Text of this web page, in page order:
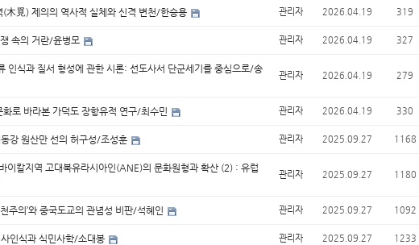
木覓) 제의의 역사적 실체와 신격 변천/한승용 관리자 2026.04.19 319
속의 거란/윤병모 관리자 2026.04.19 327
인식과 질서 형성에 관한 시론: 선도사서 단군세기를 중심으로/송
관리자 2026.04.19 279
로 바라본 가덕도 장항유적 연구/최수민 관리자 2026.04.19 330
강 원산만 선의 허구성/조성훈 관리자 2025.09.27 1168
이칼지역 고대북유라시아인(ANE)의 문화원형과 확산 (2) : 유럽
관리자 2025.09.27 1180
주의’와 중국도교의 관념성 비판/석혜인 관리자 2025.09.27 1092
인식과 식민사학/소대봉 관리자 2025.09.27 1233